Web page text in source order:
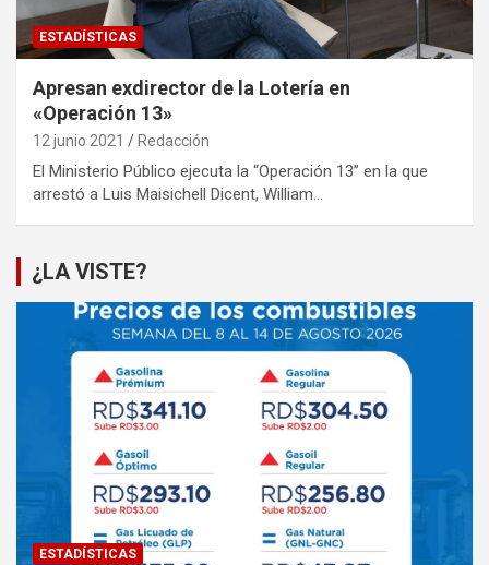
ESTADÍSTICAS
Apresan exdirector de la Lotería en
«Operación 13»
12 junio 2021 Redacción
El Ministerio Público ejecuta la “Operación 13” en la que
arrestó a Luis Maisichell Dicent, William…
¿LA VISTE?
ESTADÍSTICAS